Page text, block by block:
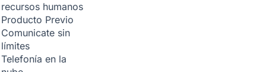
recursos humanos
Producto Previo
Comunicate sin
límites
Telefonía en la